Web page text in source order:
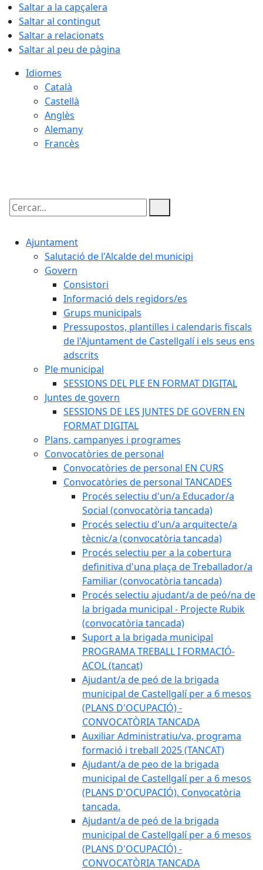
Saltar a la capçalera
Saltar al contingut
Saltar a relacionats
Saltar al peu de pàgina
Idiomes
Català
Castellà
Anglès
Alemany
Francès
Cercar:
Ajuntament
Salutació de l'Alcalde del municipi
Govern
Consistori
Informació dels regidors/es
Grups municipals
Pressupostos, plantilles i calendaris fiscals
de l'Ajuntament de Castellgalí i els seus ens
adscrits
Ple municipal
SESSIONS DEL PLE EN FORMAT DIGITAL
Juntes de govern
SESSIONS DE LES JUNTES DE GOVERN EN
FORMAT DIGITAL
Plans, campanyes i programes
Convocatòries de personal
Convocatòries de personal EN CURS
Convocatòries de personal TANCADES
Procés selectiu d'un/a Educador/a
Social (convocatòria tancada)
Procés selectiu d'un/a arquitecte/a
tècnic/a (convocatòria tancada)
Procés selectiu per a la cobertura
definitiva d'una plaça de Treballador/a
Familiar (convocatòria tancada)
Procés selectiu ajudant/a de peó/na de
la brigada municipal - Projecte Rubik
(convocatòria tancada)
Suport a la brigada municipal
PROGRAMA TREBALL I FORMACIÓ-
ACOL (tancat)
Ajudant/a de peó de la brigada
municipal de Castellgalí per a 6 mesos
(PLANS D'OCUPACIÓ) -
CONVOCATÒRIA TANCADA
Auxiliar Administratiu/va, programa
formació i treball 2025 (TANCAT)
Ajudant/a de peo de la brigada
municipal de Castellgalí per a 6 mesos
(PLANS D'OCUPACIÓ). Convocatòria
tancada.
Ajudant/a de peó de la brigada
municipal de Castellgalí per a 6 mesos
(PLANS D'OCUPACIÓ) -
CONVOCATÒRIA TANCADA